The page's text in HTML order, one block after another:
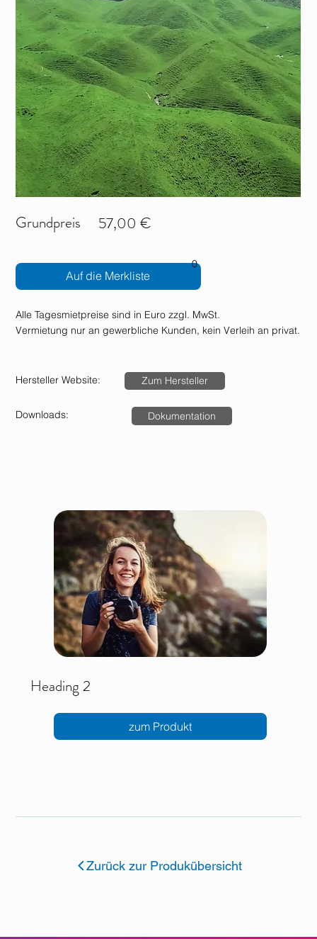
Grundpreis 57,00 €
Auf die Merkliste
0
Alle Tagesmietpreise sind in Euro zzgl. MwSt.
Vermietung nur an gewerbliche Kunden, kein Verleih an privat.
Hersteller Website: Zum Hersteller
Downloads: Dokumentation
Heading 2
zum Produkt
Zurück zur Produkübersicht